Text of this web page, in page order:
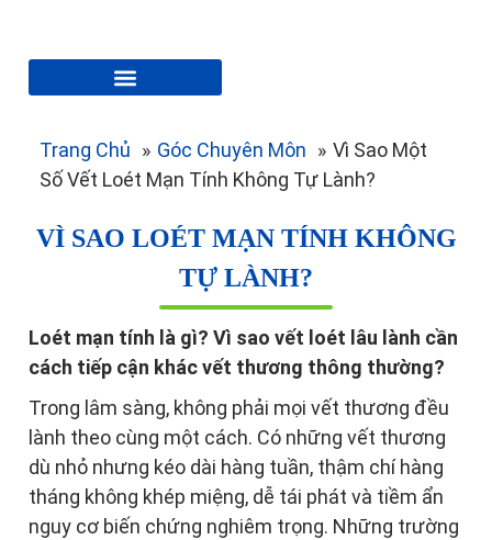
Trang Chủ » Góc Chuyên Môn » Vì Sao Một
Số Vết Loét Mạn Tính Không Tự Lành?
VÌ SAO LOÉT MẠN TÍNH KHÔNG
TỰ LÀNH?
Loét mạn tính là gì? Vì sao vết loét lâu lành cần
cách tiếp cận khác vết thương thông thường?
Trong lâm sàng, không phải mọi vết thương đều
lành theo cùng một cách. Có những vết thương
dù nhỏ nhưng kéo dài hàng tuần, thậm chí hàng
tháng không khép miệng, dễ tái phát và tiềm ẩn
nguy cơ biến chứng nghiêm trọng. Những trường